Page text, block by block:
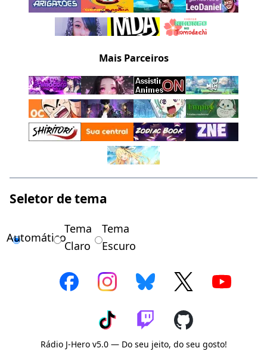
Mais Parceiros
Seletor de tema
Automático
Tema
Claro
Tema
Escuro
Rádio J-Hero v5.0 — Do seu jeito, do seu gosto!